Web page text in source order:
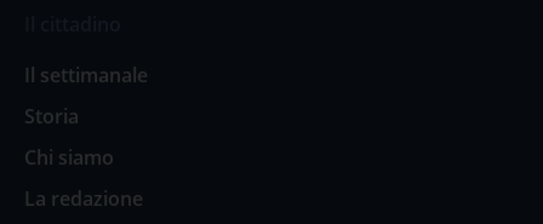
Il settimanale
Storia
Chi siamo
La redazione